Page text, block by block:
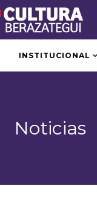
INSTITUCIONAL
Noticias